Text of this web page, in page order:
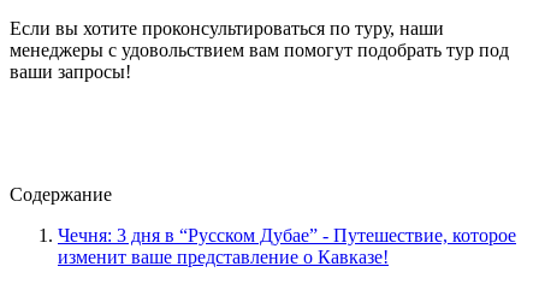
Если вы хотите проконсультироваться по туру, наши
менеджеры с удовольствием вам помогут подобрать тур под
ваши запросы!
Содержание
Чечня: 3 дня в “Русском Дубае” - Путешествие, которое
изменит ваше представление о Кавказе!